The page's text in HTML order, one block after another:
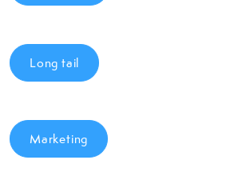
Long tail
Marketing